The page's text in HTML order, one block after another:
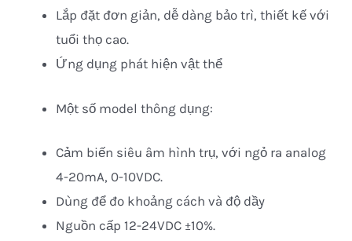
Lắp đặt đơn giản, dễ dàng bảo trì, thiết kế với
tuổi thọ cao.
Ứng dụng phát hiện vật thể
Một số model thông dụng:
Cảm biến siêu âm hình trụ, với ngỏ ra analog
4-20mA, 0-10VDC.
Dùng để đo khoảng cách và độ dầy
Nguồn cấp 12-24VDC ±10%.